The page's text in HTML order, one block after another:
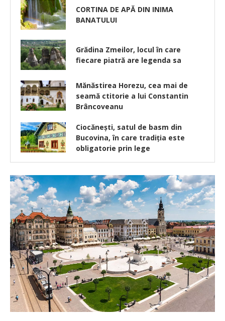
CORTINA DE APĂ DIN INIMA
BANATULUI
Grădina Zmeilor, locul în care
fiecare piatră are legenda sa
Mănăstirea Horezu, cea mai de
seamă ctitorie a lui Constantin
Brâncoveanu
Ciocănești, satul de basm din
Bucovina, în care tradiția este
obligatorie prin lege